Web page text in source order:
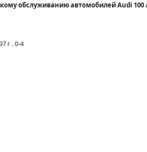
обслуживанию автомобилей Audi 100 /
г . 0-4